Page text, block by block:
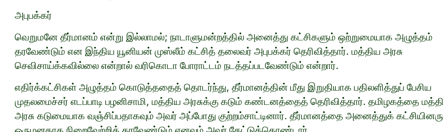
அபுபக்கர்
வெறுமனே தீர்மானம் என்று இல்லாமல்; நாடாளுமன்றத்தில் அனைத்து கட்சிகளும் ஒற்றுமையாக அழுத்தம்
தரவேண்டும் என இந்திய யூனியன் முஸ்லீம் கட்சித் தலைவர் அபுபக்கர் தெரிவித்தார். மத்திய அரசு
செவிசாய்க்கவில்லை என்றால் வரிகொடா போராட்டம் நடத்தப்படவேண்டும் என்றார்.
எதிர்க்கட்சிகள் அழுத்தம் கொடுத்ததைத் தொடர்ந்து, தீர்மானத்தின் மீது இறுதியாக பதிலளித்துப் பேசிய
முதலமைச்சர் எடப்பாடி பழனிசாமி, மத்திய அரசுக்கு கடும் கண்டனத்தைத் தெரிவித்தார். தமிழகத்தை
அரசு கடுமையாக வஞ்சிப்பதாகவும் அவர் அப்போது குற்றம்சாட்டினார். தீர்மானத்தை அனைத்துக்